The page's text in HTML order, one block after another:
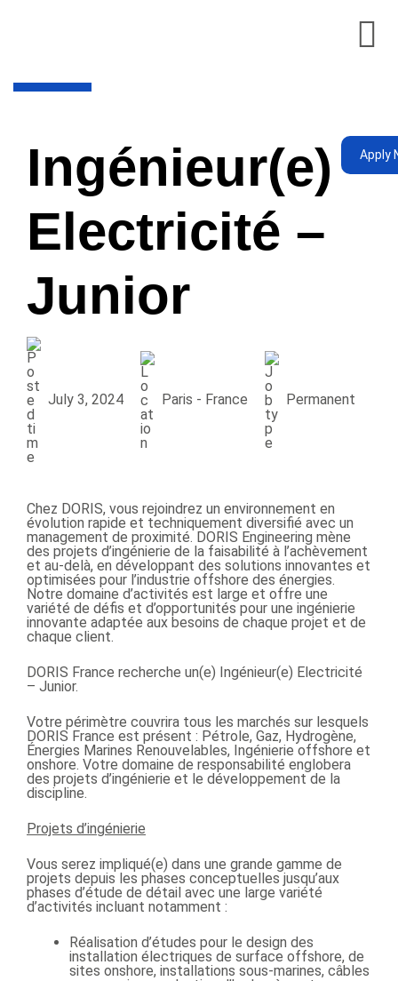
Ingénieur(e)
Electricité –
Junior
Apply
July 3, 2024 Paris - France Permanent
Chez DORIS, vous rejoindrez un environnement en
évolution rapide et techniquement diversifié avec un
management de proximité. DORIS Engineering mène
des projets d’ingénierie de la faisabilité à l’achèvement
et au-delà, en développant des solutions innovantes et
optimisées pour l’industrie offshore des énergies.
Notre domaine d’activités est large et offre une
variété de défis et d’opportunités pour une ingénierie
innovante adaptée aux besoins de chaque projet et de
chaque client.
DORIS France recherche un(e) Ingénieur(e) Electricité
– Junior.
Votre périmètre couvrira tous les marchés sur lesquels
DORIS France est présent : Pétrole, Gaz, Hydrogène,
Énergies Marines Renouvelables, Ingénierie offshore et
onshore. Votre domaine de responsabilité englobera
des projets d’ingénierie et le développement de la
discipline.
Projets d’ingénierie
Vous serez impliqué(e) dans une grande gamme de
projets depuis les phases conceptuelles jusqu’aux
phases d’étude de détail avec une large variété
d’activités incluant notamment :
Réalisation d’études pour le design des
installation électriques de surface offshore, de
sites onshore, installations sous-marines, câbles